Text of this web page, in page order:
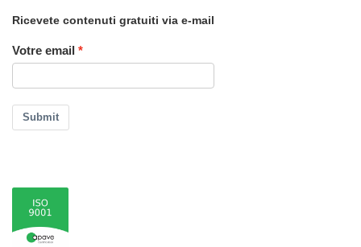
Ricevete contenuti gratuiti via e-mail
Votre email
Submit